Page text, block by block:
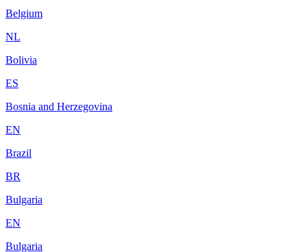
Belgium
NL
Bolivia
ES
Bosnia and Herzegovina
EN
Brazil
BR
Bulgaria
EN
Bulgaria